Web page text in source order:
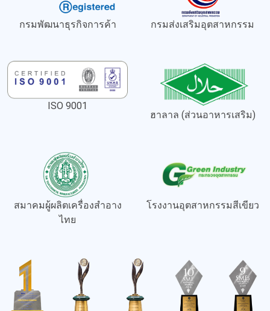
กรมพัฒนาธุรกิจการค้า กรมส่งเสริมอุตสาหกรรม
ISO 9001
ฮาลาล (ส่วนอาหารเสริม)
สมาคมผู้ผลิตเครื่องสำอาง
ไทย
โรงงานอุตสาหกรรมสีเขียว